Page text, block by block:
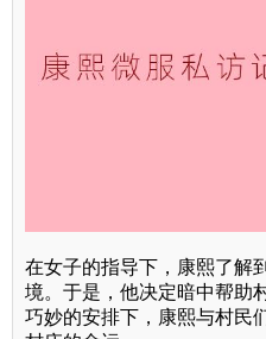
在女子的指导下，康熙了解
境。于是，他决定暗中帮助
巧妙的安排下，康熙与村民